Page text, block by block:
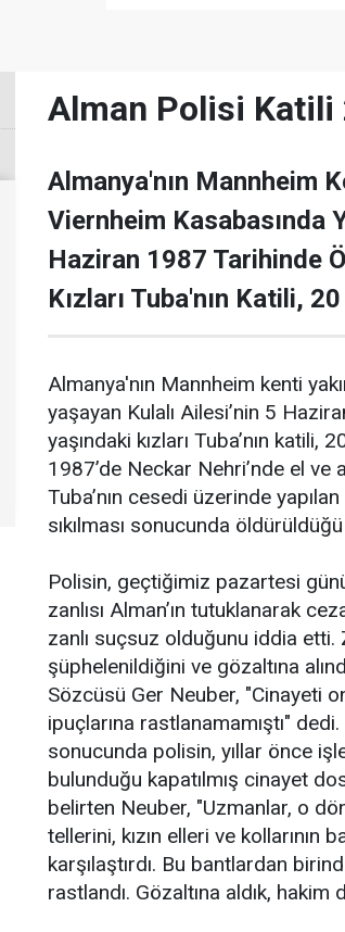
Alman Polisi Katili
Almanya'nın Mannheim
Viernheim Kasabasında
Haziran 1987 Tarihinde
Kızları Tuba'nın Katili,
Almanya'nın Mannheim kenti
yaşayan Kulalı Ailesi’nin 5
yaşındaki kızları Tuba’nın
1987’de Neckar Nehri’nde el ve
Tuba’nın cesedi üzerinde
sıkılması sonucunda öldürüldüğü
Polisin, geçtiğimiz pazartesi
zanlısı Alman’ın tutuklanarak
zanlı suçsuz olduğunu iddia etti.
şüphelenildiğini ve gözaltına
Sözcüsü Ger Neuber, "Cinayeti
ipuçlarına rastlanamamıştı"
sonucunda polisin, yıllar önce
bulunduğu kapatılmış cinayet
belirten Neuber, "Uzmanlar, o
tellerini, kızın elleri ve kollarının
karşılaştırdı. Bu bantlardan
rastlandı. Gözaltına aldık,